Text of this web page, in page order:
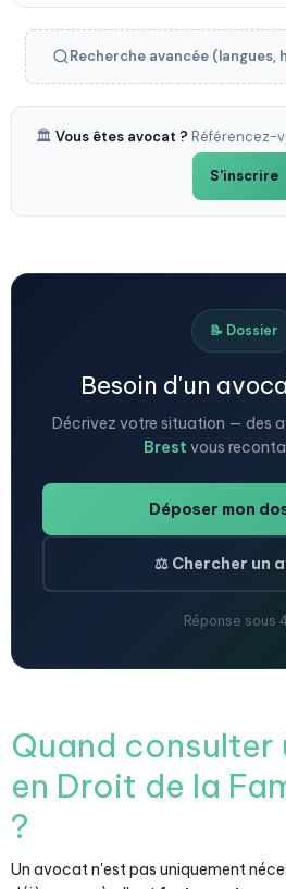
Recherche avancée (langues,
🏛️ Vous êtes avocat ? Référencez-
S'inscrire
📝 Dossier
Besoin d'un
Décrivez votre situation — des
Brest vous
Déposer mon
⚖️ Chercher un
Réponse sous
Quand consulter
en Droit de la
?
Un avocat n'est pas uniquement